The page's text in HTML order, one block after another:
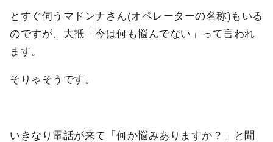
とすぐ伺うマドンナさん(オペレーターの名称)もいる
のですが、大抵「今は何も悩んでない」って言われ
ます。
そりゃそうです。
いきなり電話が来て「何か悩みありますか？」と聞